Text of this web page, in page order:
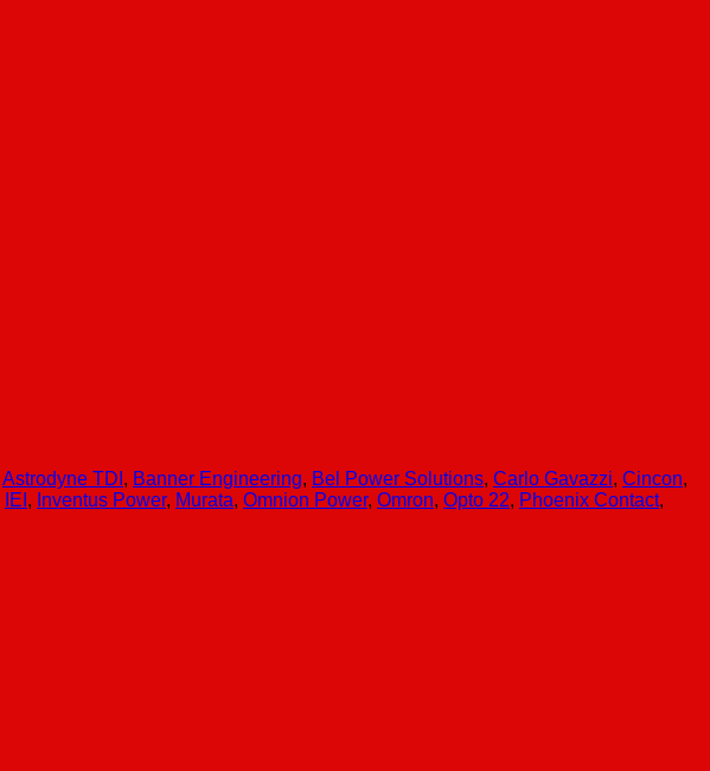
Astrodyne TDI , Banner Engineering, Bel Power Solutions, Carlo Gavazzi, Cincon,
IEI , Inventus Power, Murata, Omnion Power, Omron, Opto 22, Phoenix Contact,